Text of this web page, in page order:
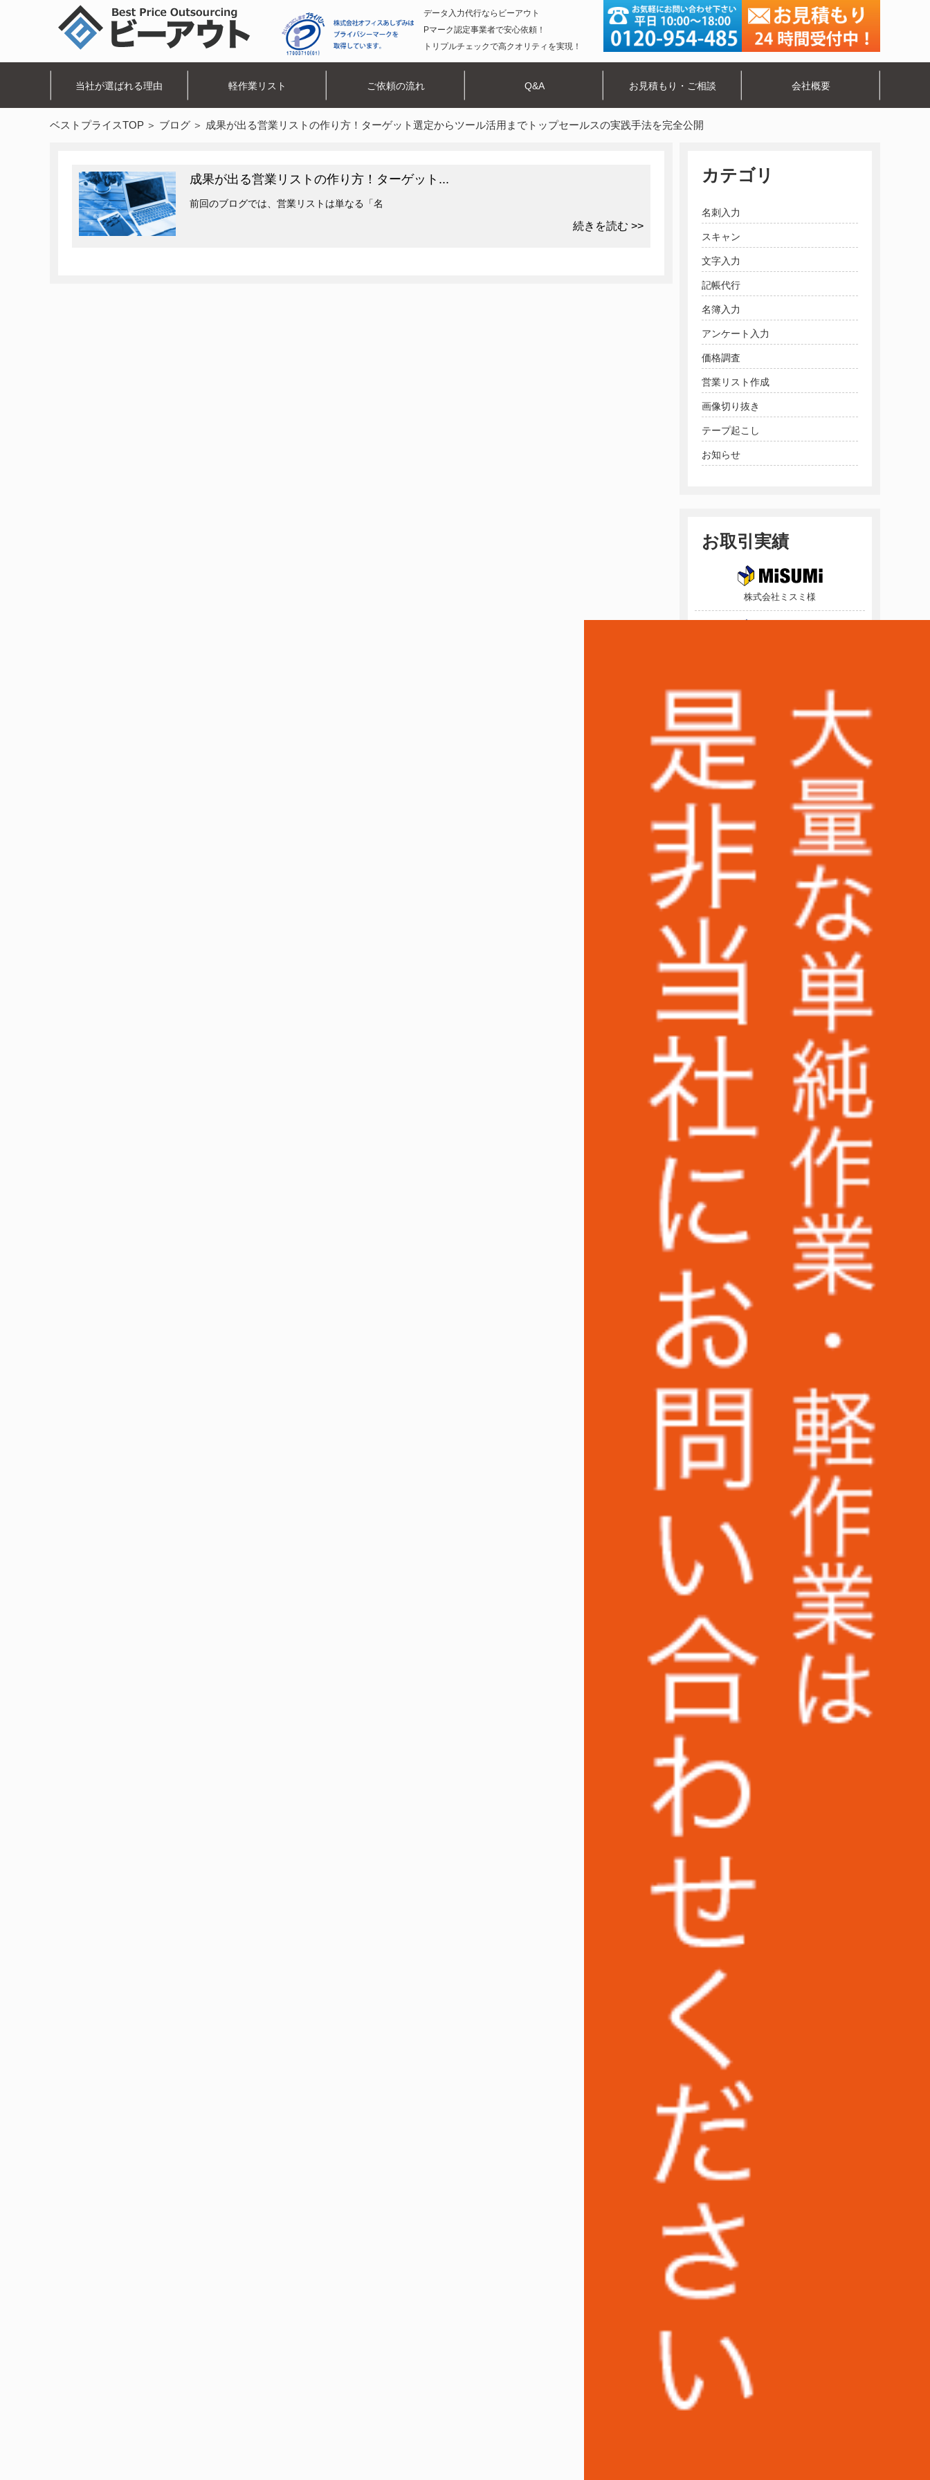
データ入力代行ならビーアウト
Pマーク認定事業者で安心依頼！
トリプルチェックで高クオリティを実現！
当社が選ばれる理由 軽作業リスト ご依頼の流れ Q&A お見積もり・ご相談 会社概要
ベストプライスTOP ブログ 成果が出る営業リストの作り方！ターゲット選定からツール活用までトップセールスの実践手法を完全公開
成果が出る営業リストの作り方！ターゲット...
前回のブログでは、営業リストは単なる「名
続きを読む >>
カテゴリ
名刺入力
スキャン
文字入力
記帳代行
名簿入力
アンケート入力
価格調査
営業リスト作成
画像切り抜き
テープ起こし
お知らせ
お取引実績
株式会社ミスミ様
ミズノ株式会社様
株式会社ベイシア電器様
トランスコスモス株式会社様
Appier Japan株式会社様
株式会社ラクーンホールディングス様
アライ電機産業株式会社様
株式会社いつも.様
株式会社ピーエスシー様
ARIO株式会社様
株式会社パトライト様
株式会社二木ゴルフ様
株式会社KANKO
株式会社ケンコーエクスプレス様
UAゼンセン労働組合様
早稲田大学様
和歌山信愛大学様
地方独立行政法人東京都健康長寿医療セ
福岡第一法律事務所様
その他多数企業の実績あり
名刺入力を効率化する方法とは？O
CR・名刺管理アプリの活用による
業務自動化と導入のポイントを経営
者向けに詳しく徹底解説